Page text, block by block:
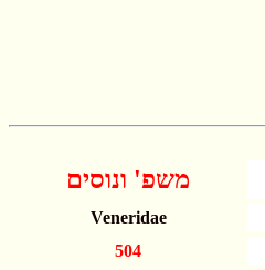
משפ' ונוסים
Veneridae
504